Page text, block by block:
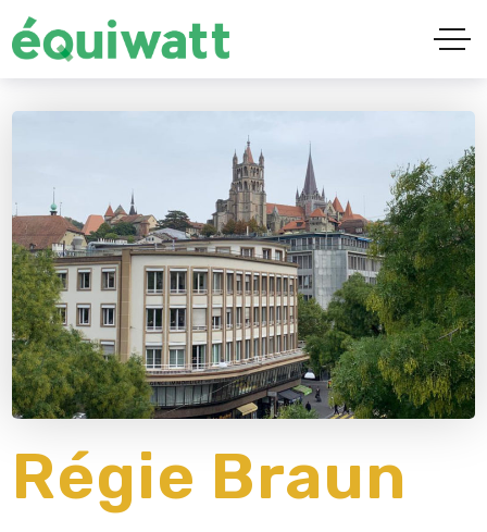
Régie Braun